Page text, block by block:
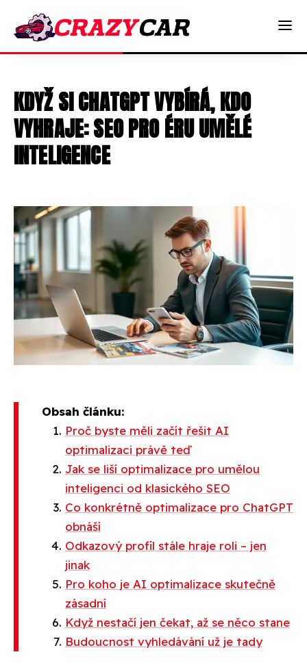
KDYŽ SI CHATGPT VYBÍRÁ, KDO
VYHRAJE: SEO PRO ÉRU UMĚLÉ
INTELIGENCE
Obsah článku:
Proč byste měli začít řešit AI
optimalizaci právě teď
Jak se liší optimalizace pro umělou
inteligenci od klasického SEO
Co konkrétně optimalizace pro ChatGPT
obnáší
Odkazový profil stále hraje roli – jen
jinak
Pro koho je AI optimalizace skutečně
zásadní
Když nestačí jen čekat, až se něco stane
Budoucnost vyhledávání už je tady